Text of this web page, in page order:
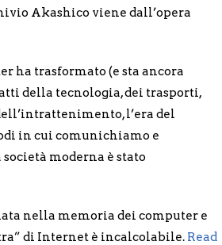
Akashico viene dall’opera
ha trasformato (e sta ancora
della tecnologia, dei trasporti,
l’era del
in cui comunichiamo e
moderna è stato
nella memoria dei computer e
di Internet è incalcolabile. Read